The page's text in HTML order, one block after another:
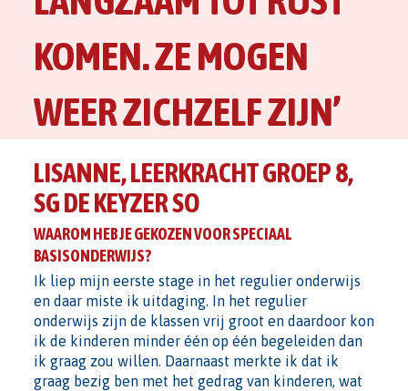
KOMEN. ZE MOGEN
WEER ZICHZELF ZIJN’
LISANNE, LEERKRACHT GROEP 8,
SG DE KEYZER SO
WAAROM HEB JE GEKOZEN VOOR SPECIAAL
BASISONDERWIJS?
Ik liep mijn eerste stage in het regulier onderwijs
en daar miste ik uitdaging. In het regulier
onderwijs zijn de klassen vrij groot en daardoor kon
ik de kinderen minder één op één begeleiden dan
ik graag zou willen. Daarnaast merkte ik dat ik
graag bezig ben met het gedrag van kinderen, wat